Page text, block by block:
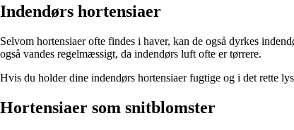
Indendørs hortensiaer
Selvom hortensiaer ofte findes i haver, kan de også dyrkes
også vandes regelmæssigt, da indendørs luft ofte er tørrere.
Hvis du holder dine indendørs hortensiaer fugtige og i det rette
Hortensiaer som snitblomster